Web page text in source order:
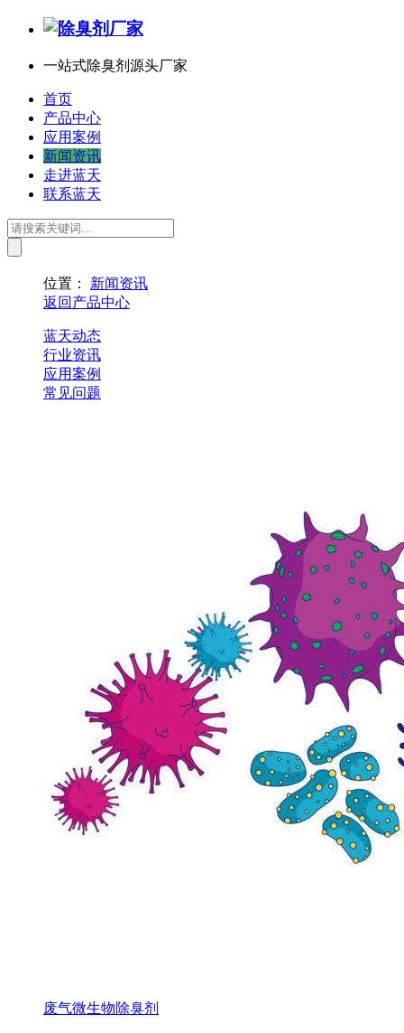
一站式除臭剂源头厂家
首页
产品中心
应用案例
新闻资讯
走进蓝天
联系蓝天
位置： 新闻资讯
返回产品中心
蓝天动态
行业资讯
应用案例
常见问题
废气微生物除臭剂